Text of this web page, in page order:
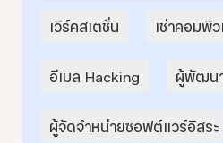
เวิร์คสเตชั่น เช่าคอมพิ
อีเมล Hacking ผู้พัฒน
ผู้จัดจำหน่ายซอฟต์แวร์อิสระ